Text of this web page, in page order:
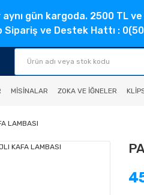
gün kargoda. 2500 TL
Sipariş ve Destek Hattı :
MISINALAR ZOKA VE İĞNELER
LAMBASI